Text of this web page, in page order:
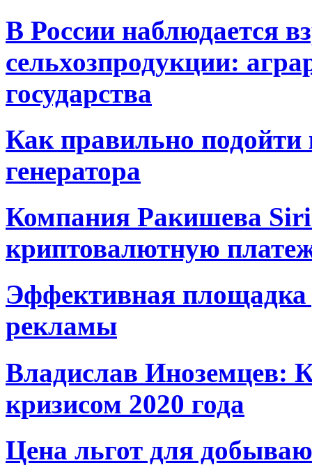
В России наблюдается
сельхозпродукции:
государства
Как правильно подойти
генератора
Компания Ракишева
криптовалютную
Эффективная площадка
рекламы
Владислав Иноземцев:
кризисом 2020 года
Цена льгот для